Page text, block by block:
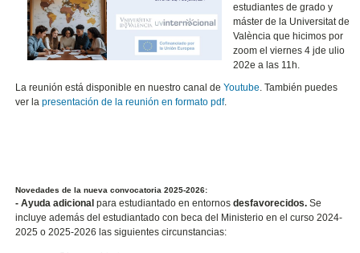
estudiantes de grado y
máster de la Universitat de
València que hicimos por
zoom el viernes 4 jde ulio
202e a las 11h.
La reunión está disponible en nuestro canal deYoutube. También puedes
ver lapresentación de la reunión en formato pdf.
Novedades de la nueva convocatoria 2025-2026:
- Ayuda adicional para estudiantado en entornosdesfavorecidos. Se
incluye además del estudiantado con beca del Ministerio en el curso 2024-
2025 o 2025-2026 las siguientes circunstancias: